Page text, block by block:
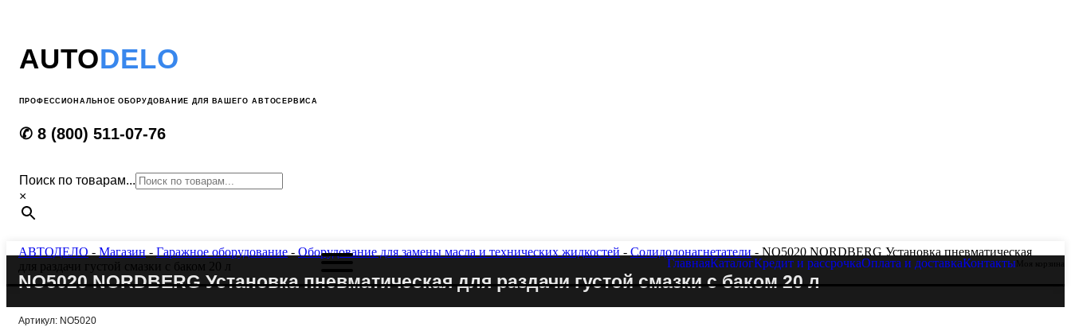
AUTODELO
ПРОФЕССИОНАЛЬНОЕ ОБОРУДОВАНИЕ ДЛЯ ВАШЕГО АВТОСЕРВИСА
✆ 8 (800) 511-07-76
Поиск по товарам...
×
ГлавнаяКаталогКредит и рассрочкаОплата и доставкаКонтакты Моя корзина
АВТОДЕЛО - Магазин - Гаражное оборудование - Оборудование для замены масла и технических жидкостей - Солидолонагнетатели - NO5020 NORDBERG Установка пневматическая
для раздачи густой смазки с баком 20 л
NO5020 NORDBERG Установка пневматическая для раздачи густой смазки с баком 20 л
Артикул: NO5020